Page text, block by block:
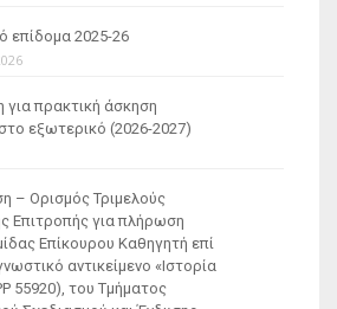
επίδομα 2025-26
για πρακτική άσκηση
εξωτερικό (2026-2027)
– Ορισμός Τριμελούς
Επιτροπής για πλήρωση
Επίκουρου Καθηγητή επί
αντικείμενο «Ιστορία
55920), του Τμήματος